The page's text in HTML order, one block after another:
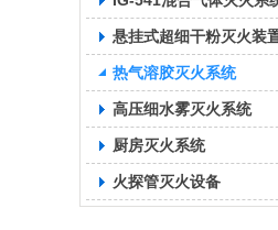
悬挂式超细干粉灭火装
热气溶胶灭火系统
高压细水雾灭火系统
厨房灭火系统
火探管灭火设备